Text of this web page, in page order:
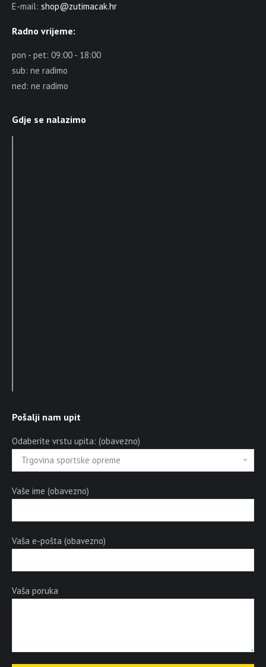
E-mail: shop@zutimacak.hr
Radno vrijeme:
pon - pet: 09:00 - 18:00
sub: ne radimo
ned: ne radimo
Gdje se nalazimo
Pošalji nam upit
Odaberite vrstu upita: (obavezno)
Vaše ime (obavezno)
Vaša e-pošta (obavezno)
Vaša poruka